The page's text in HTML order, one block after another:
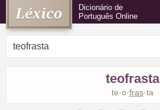
Dicionário de
Português Online
teofrasta
te·o·fras·ta